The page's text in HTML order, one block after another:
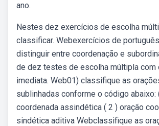
ano.
Nestes dez exercícios de escolha
classificar. Webexercícios de
distinguir entre coordenação e
de dez testes de escolha múltipla com
imediata. Web01) classifique as
sublinhadas conforme o código abaixo:
coordenada assindética ( 2 ) oração
sindética aditiva Webclassifique as